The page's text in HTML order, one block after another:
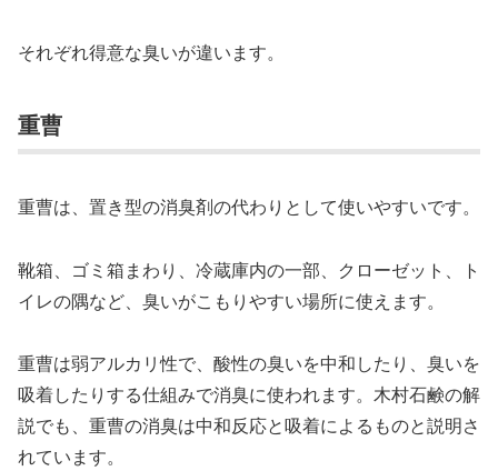
それぞれ得意な臭いが違います。
重曹
重曹は、置き型の消臭剤の代わりとして使いやすいです。
靴箱、ゴミ箱まわり、冷蔵庫内の一部、クローゼット、ト
イレの隅など、臭いがこもりやすい場所に使えます。
重曹は弱アルカリ性で、酸性の臭いを中和したり、臭いを
吸着したりする仕組みで消臭に使われます。木村石鹸の解
説でも、重曹の消臭は中和反応と吸着によるものと説明さ
れています。